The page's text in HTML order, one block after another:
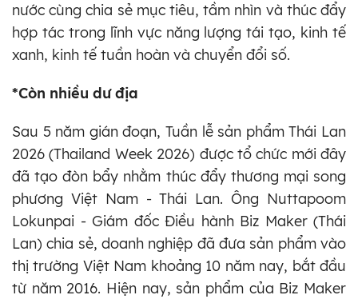
nước cùng chia sẻ mục tiêu, tầm nhìn và thúc đẩy
hợp tác trong lĩnh vực năng lượng tái tạo, kinh tế
xanh, kinh tế tuần hoàn và chuyển đổi số.
*Còn nhiều dư địa
Sau 5 năm gián đoạn, Tuần lễ sản phẩm Thái Lan
2026 (Thailand Week 2026) được tổ chức mới đây
đã tạo đòn bẩy nhằm thúc đẩy thương mại song
phương Việt Nam - Thái Lan. Ông Nuttapoom
Lokunpai - Giám đốc Điều hành Biz Maker (Thái
Lan) chia sẻ, doanh nghiệp đã đưa sản phẩm vào
thị trường Việt Nam khoảng 10 năm nay, bắt đầu
từ năm 2016. Hiện nay, sản phẩm của Biz Maker